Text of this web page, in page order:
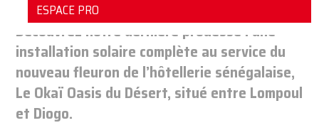
ESPACE PRO
Découvrez notre dernière prouesse : une
installation solaire complète au service du
nouveau fleuron de l’hôtellerie sénégalaise,
Le Okaï Oasis du Désert, situé entre Lompoul
et Diogo.